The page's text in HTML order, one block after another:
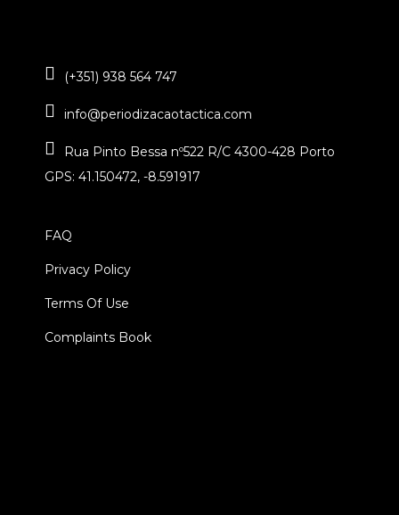
(+351) 938 564 747
info@periodizacaotactica.com
Rua Pinto Bessa nº522 R/C 4300-428 Porto
GPS: 41.150472, -8.591917
FAQ
Privacy Policy
Terms Of Use
Complaints Book